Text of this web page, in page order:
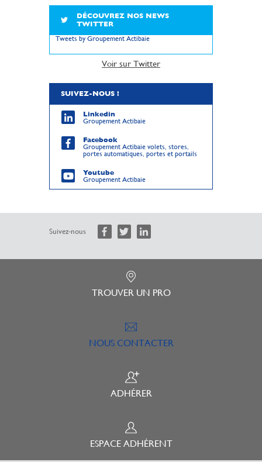
DÉCOUVREZ NOS NEWS
TWITTER
Tweets by Groupement Actibaie
Voir sur Twitter
SUIVEZ-NOUS !
Linkedin
Groupement Actibaie
Facebook
Groupement Actibaie volets, stores,
portes automatiques, portes et portails
Youtube
Groupement Actibaie
Suivez-nous
TROUVER UN PRO
NOUS CONTACTER
ADHÉRER
ESPACE ADHÉRENT